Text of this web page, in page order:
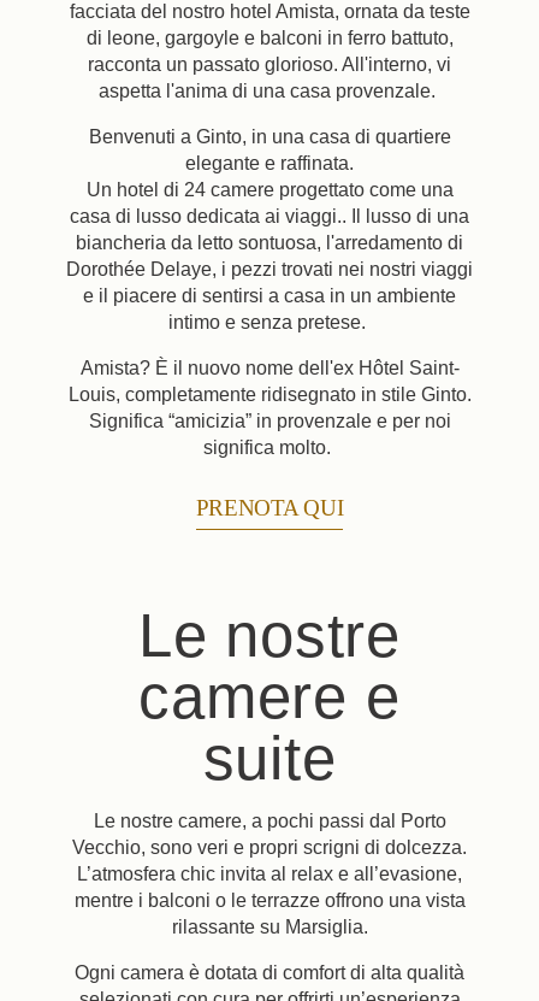
facciata del nostro hotel Amista, ornata da teste
di leone, gargoyle e balconi in ferro battuto,
racconta un passato glorioso. All'interno, vi
aspetta l'anima di una casa provenzale.
Benvenuti a Ginto, in una casa di quartiere
elegante e raffinata.
Un hotel di 24 camere progettato come una
casa di lusso dedicata ai viaggi.. Il lusso di una
biancheria da letto sontuosa, l'arredamento di
Dorothée Delaye, i pezzi trovati nei nostri viaggi
e il piacere di sentirsi a casa in un ambiente
intimo e senza pretese.
Amista? È il nuovo nome dell'ex Hôtel Saint-
Louis, completamente ridisegnato in stile Ginto.
Significa “amicizia” in provenzale e per noi
significa molto.
PRENOTA QUI
Le nostre
camere e
suite
Le nostre camere, a pochi passi dal Porto
Vecchio, sono veri e propri scrigni di dolcezza.
L’atmosfera chic invita al relax e all’evasione,
mentre i balconi o le terrazze offrono una vista
rilassante su Marsiglia.
Ogni camera è dotata di comfort di alta qualità